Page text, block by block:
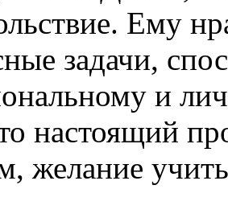
Ему
задачи,
и
настоящий
желание